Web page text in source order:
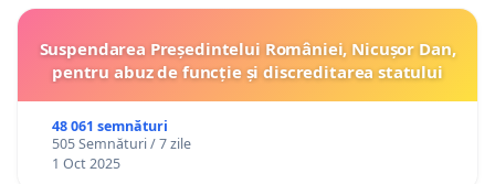
Suspendarea Președintelui României, Nicușor Dan,
pentru abuz de funcție și discreditarea statului
48 061 semnături
505 Semnături / 7 zile
1 Oct 2025